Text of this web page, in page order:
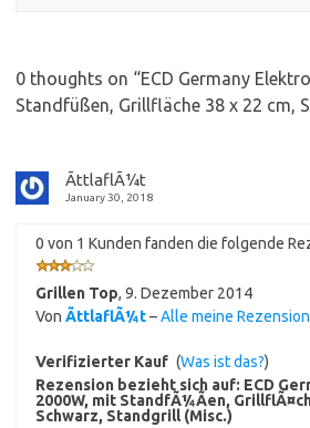
0 thoughts on “ECD Germany
Standfüßen, Grillfläche 38 x 22 cm,
ÃttlaflÃ¼t
January 30, 2018
0 von 1 Kunden fanden die folgende
Grillen Top, 9. Dezember 2014
Von ÃttlaflÃ¼t–Alle meine
Verifizierter Kauf (Was ist das?)
Rezension bezieht sich auf: ECD
2000W, mit StandfÃ¼Ãen,
Schwarz, Standgrill (Misc.)